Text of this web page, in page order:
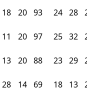
18 20 93 24 28
11 20 97 25 32
13 20 88 23 29
28 14 69 18 13